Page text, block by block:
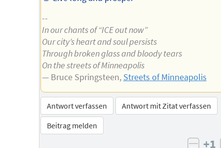
--
In our chants of “ICE out now”
Our city’s heart and soul persists
Through broken glass and bloody tears
On the streets of Minneapolis
— Bruce Springsteen, Streets of Minneapolis
Antwort verfassen
Antwort mit Zitat verfassen
Beitrag melden
+1